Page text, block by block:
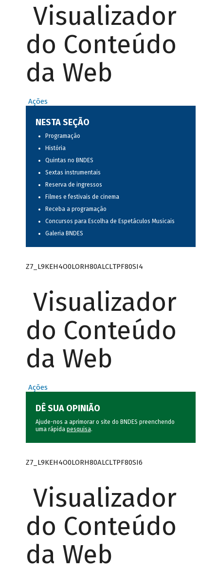
Visualizador
do Conteúdo
da Web
Ações
NESTA SEÇÃO
Programação
História
Quintas no BNDES
Sextas instrumentais
Reserva de ingressos
Filmes e festivais de cinema
Receba a programação
Concursos para Escolha de Espetáculos Musicais
Galeria BNDES
Z7_L9KEH4O0LORH80ALCLTPF80SI4
Visualizador
do Conteúdo
da Web
Ações
DÊ SUA OPINIÃO
Ajude-nos a aprimorar o site do BNDES preenchendo
uma rápida pesquisa.
Z7_L9KEH4O0LORH80ALCLTPF80SI6
Visualizador
do Conteúdo
da Web